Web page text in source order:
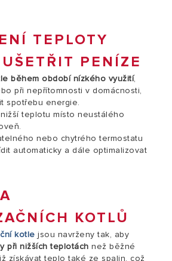
TEPLOTY
PENÍZE
během období nízkého využití,
při nepřítomnosti v domácnosti,
spotřebu energie.
teplotu místo neustálého
nebo chytrého termostatu
automaticky a dále optimalizovat
KOTLŮ
kotle jsou navrženy tak, aby
při nižších teplotách než běžné
získávat teplo také ze spalin, což